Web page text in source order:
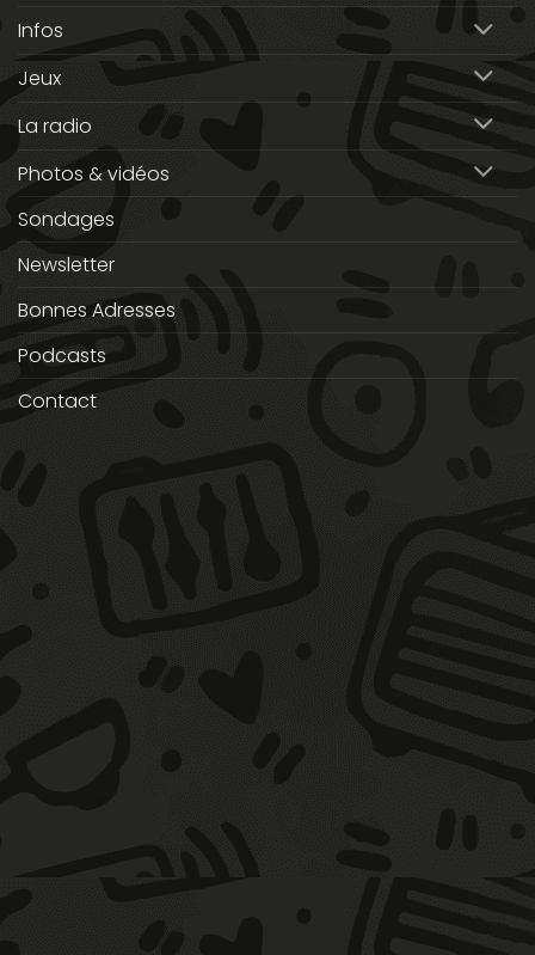
Infos
Jeux
La radio
Photos & vidéos
Sondages
Newsletter
Bonnes Adresses
Podcasts
Contact